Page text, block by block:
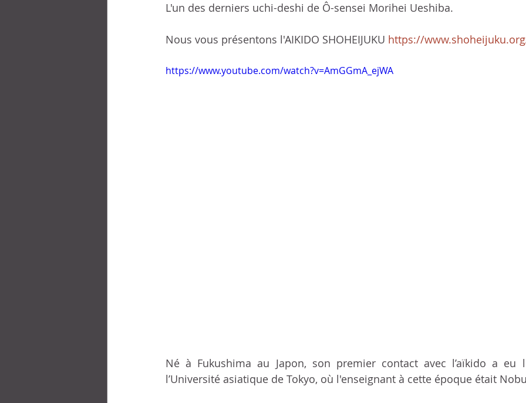
L'un des derniers uchi-deshi de Ô-sensei Morihei Ueshiba.
Nous vous présentons l'AIKIDO SHOHEIJUKU https://
https://www.youtube.com/watch?v=AmGGmA_ejWA
Né à Fukushima au Japon, son premier contact avec l’aïkido a eu
l’Université asiatique de Tokyo, où l'enseignant à cette époque était